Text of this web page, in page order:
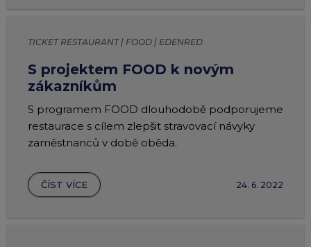
TICKET RESTAURANT | FOOD | EDENRED
S projektem FOOD k novým
zákazníkům
S programem FOOD dlouhodobě podporujeme
restaurace s cílem zlepšit stravovací návyky
zaměstnanců v době oběda.
ČÍST VÍCE 24. 6. 2022